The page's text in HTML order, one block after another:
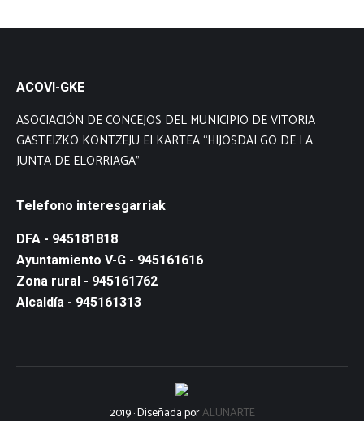
ACOVI-GKE
ASOCIACIÓN DE CONCEJOS DEL MUNICIPIO DE VITORIA
GASTEIZKO KONTZEJU ELKARTEA “HIJOSDALGO DE LA
JUNTA DE ELORRIAGA”
Telefono interesgarriak
DFA - 945181818
Ayuntamiento V-G - 945161616
Zona rural - 945161762
Alcaldía - 945161313
2019 · Diseñada porALUNARTE